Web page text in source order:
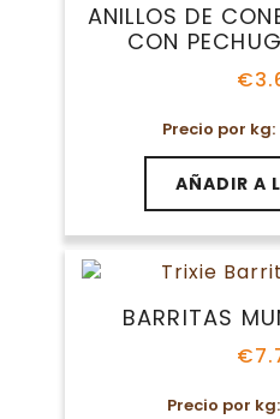
ANILLOS DE
CON
€
Precio por kg:
AÑADIR A
BARRITAS
€
Precio por kg: